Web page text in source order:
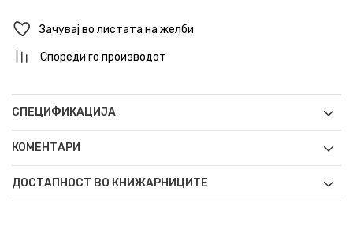
Зачувај во листата на желби
Спореди го производот
СПЕЦИФИКАЦИЈА
КОМЕНТАРИ
ДОСТАПНОСТ ВО КНИЖАРНИЦИТЕ